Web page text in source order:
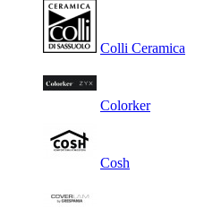
Colli Ceramica
Colorker
Cosh